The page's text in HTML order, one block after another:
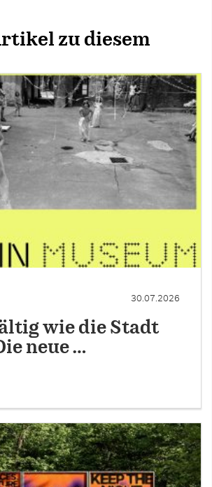
zu diesem
30.07.2026
wie die Stadt
neue …